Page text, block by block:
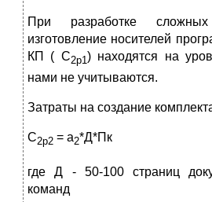
При разработке
изготовление носителей
КП ( С2р1) находятся на
нами не учитываются.
Затраты на создание
С2р2 = а2*Д*Пк
где Д - 50-100 страниц
команд